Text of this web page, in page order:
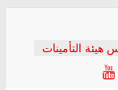
التأمينات
لا ينهي
ونطالب بكشف